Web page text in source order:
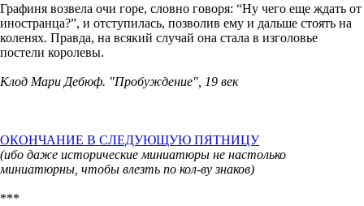
Графиня возвела очи горе, словно говоря: “Ну чего еще ждать от
иностранца?”, и отступилась, позволив ему и дальше стоять на
коленях. Правда, на всякий случай она стала в изголовье
постели королевы.
Клод Мари Дебюф. "Пробуждение", 19 век
ОКОНЧАНИЕ В СЛЕДУЮЩУЮ ПЯТНИЦУ
(ибо даже исторические миниатюры не настолько
миниатюрны, чтобы влезть по кол-ву знаков)
***